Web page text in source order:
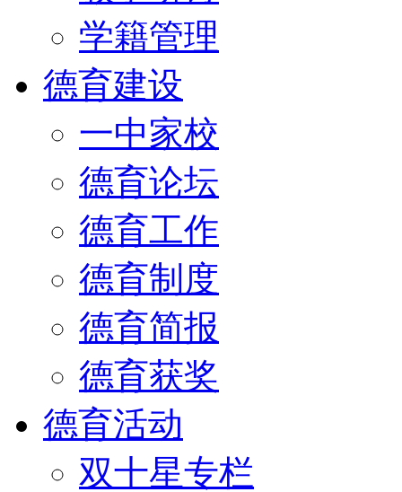
学籍管理
德育建设
一中家校
德育论坛
德育工作
德育制度
德育简报
德育获奖
德育活动
双十星专栏